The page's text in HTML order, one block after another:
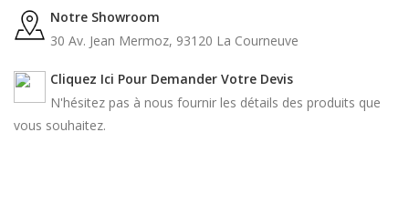
Notre Showroom
30 Av. Jean Mermoz, 93120 La Courneuve
Cliquez Ici Pour Demander Votre Devis
N'hésitez pas à nous fournir les détails des produits que
vous souhaitez.